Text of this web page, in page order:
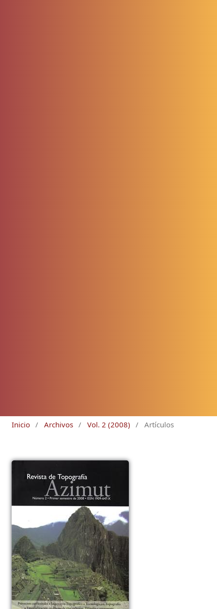
Inicio / Archivos / Vol. 2 (2008) / Artículos